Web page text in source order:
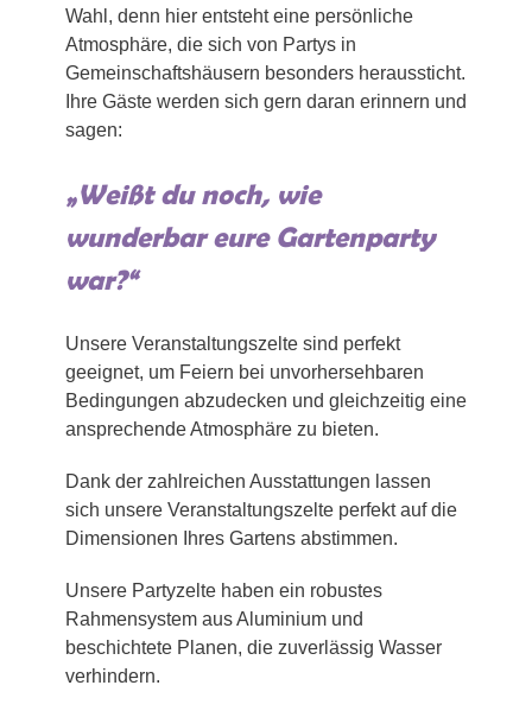
Wahl, denn hier entsteht eine persönliche
Atmosphäre, die sich von Partys in
Gemeinschaftshäusern besonders heraussticht.
Ihre Gäste werden sich gern daran erinnern und
sagen:
„Weißt du noch, wie
wunderbar eure Gartenparty
war?“
Unsere Veranstaltungszelte sind perfekt
geeignet, um Feiern bei unvorhersehbaren
Bedingungen abzudecken und gleichzeitig eine
ansprechende Atmosphäre zu bieten.
Dank der zahlreichen Ausstattungen lassen
sich unsere Veranstaltungszelte perfekt auf die
Dimensionen Ihres Gartens abstimmen.
Unsere Partyzelte haben ein robustes
Rahmensystem aus Aluminium und
beschichtete Planen, die zuverlässig Wasser
verhindern.